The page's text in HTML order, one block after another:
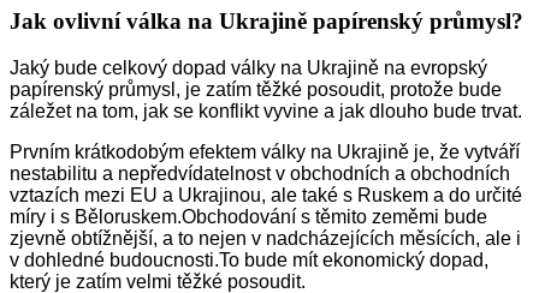
Jak ovlivní válka na Ukrajině papírenský průmysl?
Jaký bude celkový dopad války na Ukrajině na evropský
papírenský průmysl, je zatím těžké posoudit, protože bude
záležet na tom, jak se konflikt vyvine a jak dlouho bude trvat.
Prvním krátkodobým efektem války na Ukrajině je, že vytváří
nestabilitu a nepředvídatelnost v obchodních a obchodních
vztazích mezi EU a Ukrajinou, ale také s Ruskem a do určité
míry i s Běloruskem.Obchodování s těmito zeměmi bude
zjevně obtížnější, a to nejen v nadcházejících měsících, ale i
v dohledné budoucnosti.To bude mít ekonomický dopad,
který je zatím velmi těžké posoudit.